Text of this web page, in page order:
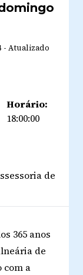
- Atualizado
Horário:
18:00:00
de
365 anos
de
com a